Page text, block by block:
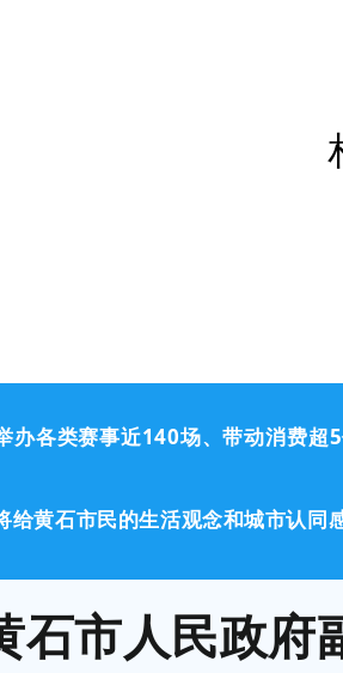
办各类赛事近140场、带动消费超
给黄石市民的生活观念和城市认同
石市人民政府